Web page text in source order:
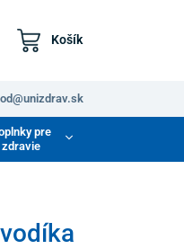
Košík
pre
zdravie